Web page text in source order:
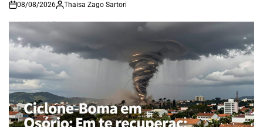
on
08/08/2026 Thaisa Zago Sartori